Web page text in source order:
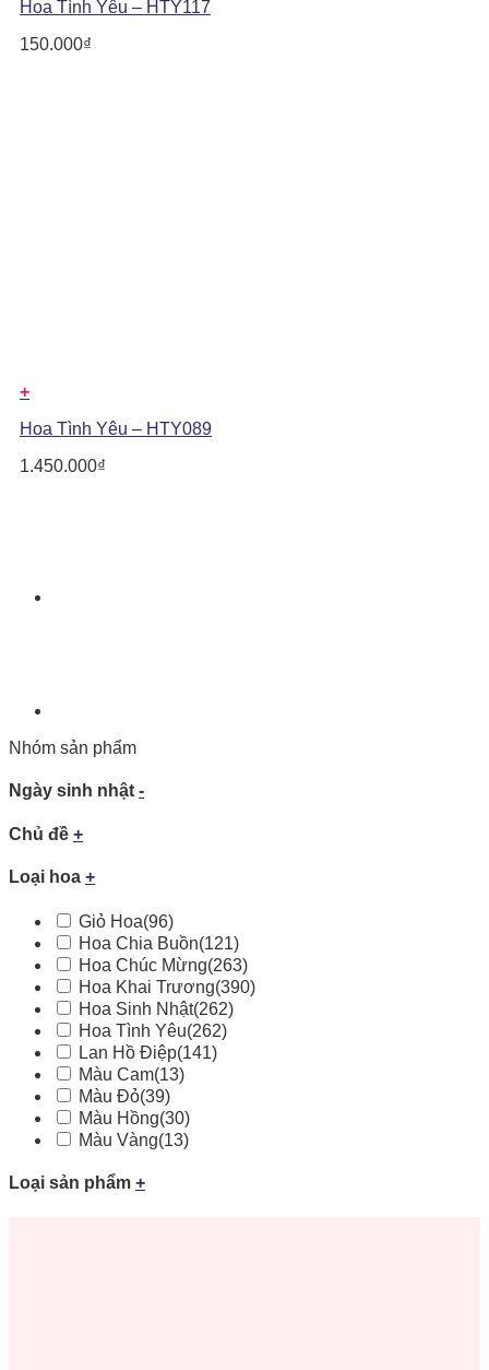
Hoa Tình Yêu – HTY117
150.000₫
+
Hoa Tình Yêu – HTY089
1.450.000₫
Nhóm sản phẩm
Ngày sinh nhật -
Chủ đề +
Loại hoa +
Giỏ Hoa(96)
Hoa Chia Buồn(121)
Hoa Chúc Mừng(263)
Hoa Khai Trương(390)
Hoa Sinh Nhật(262)
Hoa Tình Yêu(262)
Lan Hồ Điệp(141)
Màu Cam(13)
Màu Đỏ(39)
Màu Hồng(30)
Màu Vàng(13)
Loại sản phẩm +